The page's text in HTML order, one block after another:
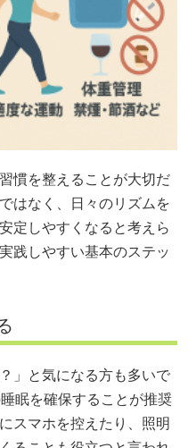
慣を整えることが大切だ
はなく、日々のリズムを
定しやすくなると考えら
践しやすい基本のステッ
」と気になる方も多いで
眠を確保することが推奨
スマホを控えたり、照明